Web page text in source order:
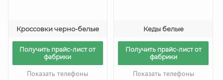
Кроссовки черно-белые
Получить прайс-лист от
фабрики
Показать телефоны
Кеды белые
Получить прайс-лист от
фабрики
Показать телефоны